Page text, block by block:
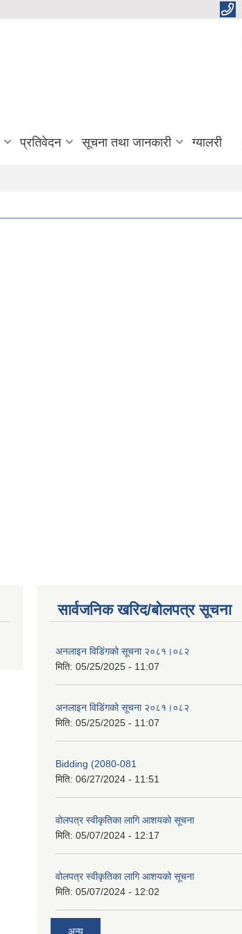
प्रतिवेदन सूचना तथा जानकारी ग्यालरी
सार्वजनिक खरिद/बोलपत्र सूचना
अनलाइन विडि‌ं‍गको सूचना २०८१।०८२
मिति: 05/25/2025 - 11:07
अनलाइन विडि‌ं‍गको सूचना २०८१।०८२
मिति: 05/25/2025 - 11:07
Bidding (2080-081
मिति: 06/27/2024 - 11:51
वोलपत्र स्वीकृतिका लागि आशयको सूचना
मिति: 05/07/2024 - 12:17
वोलपत्र स्वीकृतिका लागि आशयको सूचना
मिति: 05/07/2024 - 12:02
अन्य